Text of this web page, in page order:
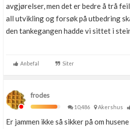
avgjørelser, men det er bedre å trå
all utvikling og forsøk på utbedring
den tankegangen hadde vi sittet i
Anbefal Siter
frodes
10,486
Akershus
Er jammen ikke så sikker på om